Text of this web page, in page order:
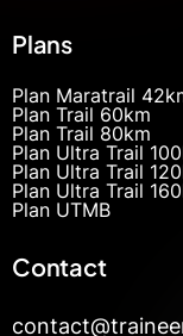
Plans
Plan Maratrail
Plan Trail 60km
Plan Trail 80km
Plan Ultra Trail
Plan Ultra Trail
Plan Ultra Trail
Plan UTMB
Contact